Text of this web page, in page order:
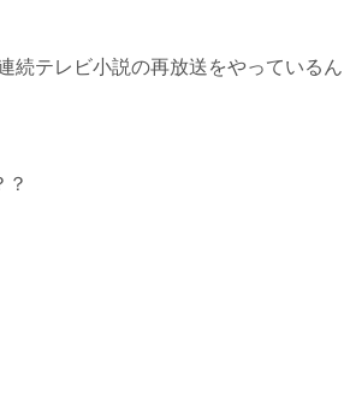
続テレビ小説の再放送をやっているん
？